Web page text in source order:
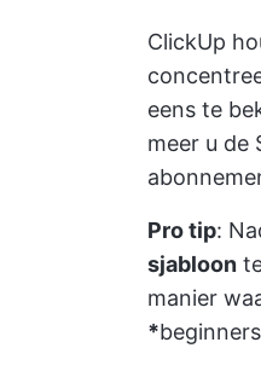
ClickUp
eens te
meer u de
Pro tip:
sjabloon
manier
*